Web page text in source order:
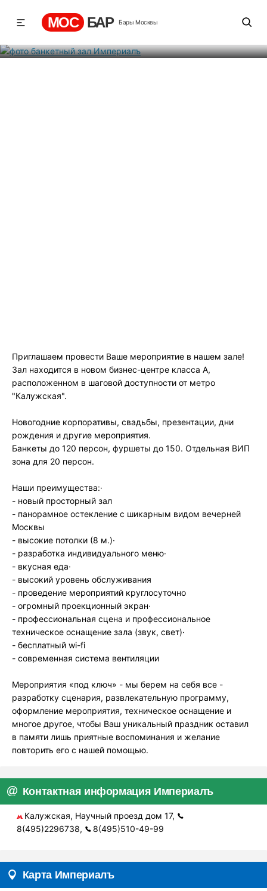
МОС БАР Бары Москвы
Приглашаем провести Ваше мероприятие в нашем зале!
Зал находится в новом бизнес-центре класса А,
расположенном в шаговой доступности от метро
"Калужская".
Новогодние корпоративы, свадьбы, презентации, дни
рождения и другие мероприятия.
Банкеты до 120 персон, фуршеты до 150. Отдельная ВИП
зона для 20 персон.
Наши преимущества:·
- новый просторный зал
- панорамное остекление с шикарным видом вечерней
Москвы
- высокие потолки (8 м.)·
- разработка индивидуального меню·
- вкусная еда·
- высокий уровень обслуживания
- проведение мероприятий круглосуточно
- огромный проекционный экран·
- профессиональная сцена и профессиональное
техническое оснащение зала (звук, свет)·
- бесплатный wi-fi
- современная система вентиляции
Мероприятия «под ключ» - мы берем на себя все -
разработку сценария, развлекательную программу,
оформление мероприятия, техническое оснащение и
многое другое, чтобы Ваш уникальный праздник оставил
в памяти лишь приятные воспоминания и желание
повторить его с нашей помощью.
Контактная информация Империалъ
Калужская, Научный проезд дом 17,
8(495)2296738,
8(495)510-49-99
Карта Империалъ